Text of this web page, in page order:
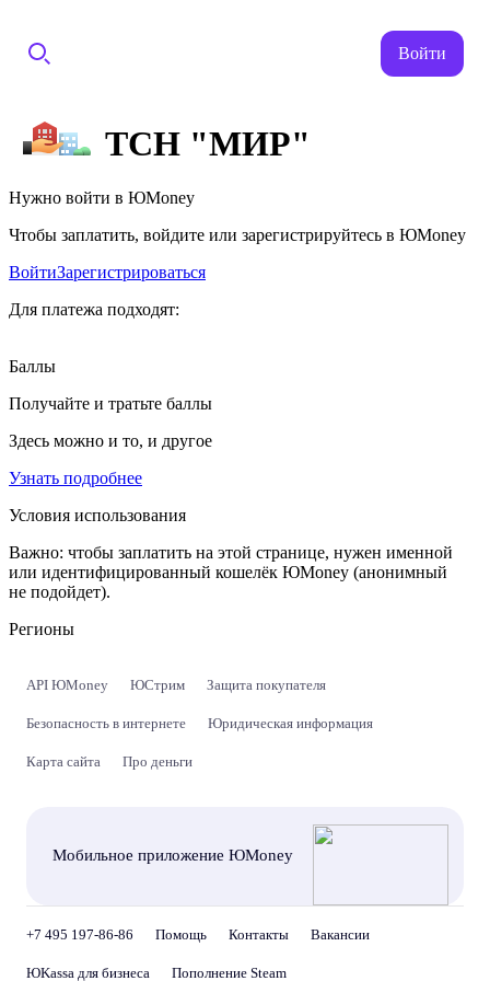
Войти
ТСН "МИР"
Нужно войти в ЮMoney
Чтобы заплатить, войдите или зарегистрируйтесь в ЮMoney
ВойтиЗарегистрироваться
Для платежа подходят:
Баллы
Получайте и тратьте баллы
Здесь можно и то, и другое
Узнать подробнее
Условия использования
Важно: чтобы заплатить на этой странице, нужен именной
или идентифицированный кошелёк ЮMoney (анонимный
не подойдет).
Регионы
API ЮMoney ЮСтрим Защита покупателя
Безопасность в интернете Юридическая информация
Карта сайта Про деньги
Мобильное приложение ЮMoney
+7 495 197-86-86 Помощь Контакты Вакансии
ЮKassa для бизнеса Пополнение Steam